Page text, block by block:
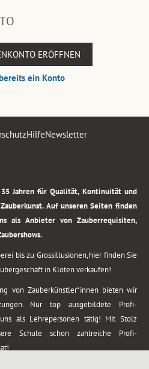
ERÖFFNEN
ein Konto
HilfeNewsletter
Jahren für Qualität, Kontinuität und
Auf unseren Seiten finden
als Anbieter von Zauberrequisiten,
bis zu Grossillusionen, hier finden Sie
in Kloten verkaufen!
von Zauberkünstler*innen bieten wir
Nur top ausgebildete Profi-
als Lehrepersonen tätig! Mit Stolz
Schule schon zahlreiche Profi-